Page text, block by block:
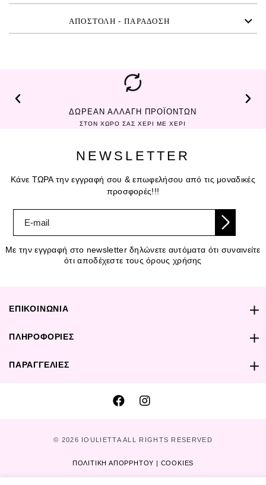
ΑΠΟΣΤΟΛΗ - ΠΑΡΑΔΟΣΗ
ΔΩΡΕΑΝ ΑΛΛΑΓΗ ΠΡΟΪΟΝΤΩΝ
ΣΤΟΝ ΧΩΡΟ ΣΑΣ ΧΕΡΙ ΜΕ ΧΕΡΙ
NEWSLETTER
Κάνε ΤΩΡΑ την εγγραφή σου & επωφελήσου από τις μοναδικές
προσφορές!!!
Με την εγγραφή στο newsletter δηλώνετε αυτόματα ότι συναινείτε
ότι αποδέχεστε τους όρους χρήσης
ΕΠΙΚΟΙΝΩΝΙΑ
ΠΛΗΡΟΦΟΡΙΕΣ
ΠΑΡΑΓΓΕΛΙΕΣ
© 2026 IOULIETTA ALL RIGHTS RESERVED
ΠΟΛΙΤΙΚΗ ΑΠΟΡΡΗΤΟΥ | COOKIES